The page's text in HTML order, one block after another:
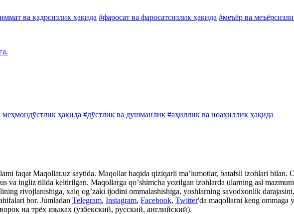
ва қадрсизлик ҳақида #фаросат ва фаросатсизлик ҳақида #меъёр ва
ҳақида #дўстлик ва душманлик #аҳиллик ва ноаҳиллик ҳақида
faqat Maqollar.uz saytida. Maqollar haqida qiziqarli maʼlumotlar, batafsil izohlari bilan.
va ingliz tilida keltirilgan. Maqollarga qoʼshimcha yozilgan izohlarda ularning asl
rivojlanishiga, xalq ogʼzaki ijodini ommalashishiga, yoshlarning savodxonlik
bor. Jumladan Telegram, Instagram, Facebook, Twitter'da maqollarni keng ommaga
на трёх языках (узбекский, русский, английский).